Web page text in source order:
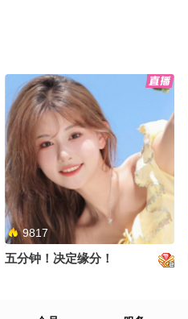
9817
五分钟！决定缘分！